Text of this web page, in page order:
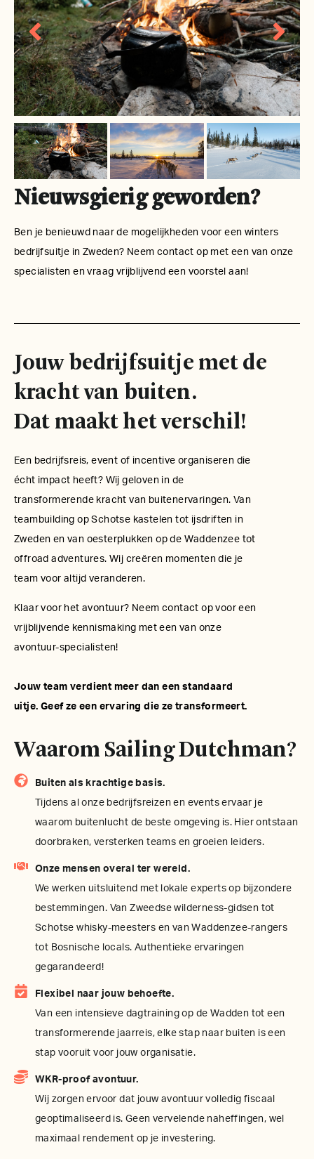
Nieuwsgierig geworden?
Ben je benieuwd naar de mogelijkheden voor een winters
bedrijfsuitje in Zweden? Neem contact op met een van onze
specialisten en vraag vrijblijvend een voorstel aan!
Jouw bedrijfsuitje met de
kracht van buiten.
Dat maakt het verschil!
Een bedrijfsreis, event of incentive organiseren die
écht impact heeft? Wij geloven in de
transformerende kracht van buitenervaringen. Van
teambuilding op Schotse kastelen tot ijsdriften in
Zweden en van oesterplukken op de Waddenzee tot
offroad adventures. Wij creëren momenten die je
team voor altijd veranderen.
Klaar voor het avontuur? Neem contact op voor een
vrijblijvende kennismaking met een van onze
avontuur-specialisten!
Jouw team verdient meer dan een standaard
uitje. Geef ze een ervaring die ze transformeert.
Waarom Sailing Dutchman?
Buiten als krachtige basis.
Tijdens al onze bedrijfsreizen en events ervaar je
waarom buitenlucht de beste omgeving is. Hier ontstaan
doorbraken, versterken teams en groeien leiders.
Onze mensen overal ter wereld.
We werken uitsluitend met lokale experts op bijzondere
bestemmingen. Van Zweedse wilderness-gidsen tot
Schotse whisky-meesters en van Waddenzee-rangers
tot Bosnische locals. Authentieke ervaringen
gegarandeerd!
Flexibel naar jouw behoefte.
Van een intensieve dagtraining op de Wadden tot een
transformerende jaarreis, elke stap naar buiten is een
stap vooruit voor jouw organisatie.
WKR-proof avontuur.
Wij zorgen ervoor dat jouw avontuur volledig fiscaal
geoptimaliseerd is. Geen vervelende naheffingen, wel
maximaal rendement op je investering.